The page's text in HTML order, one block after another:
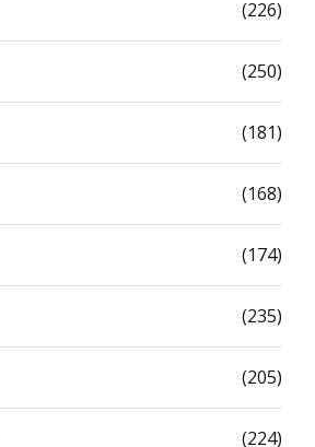
(226)
(250)
(181)
(168)
(174)
(235)
(205)
(224)